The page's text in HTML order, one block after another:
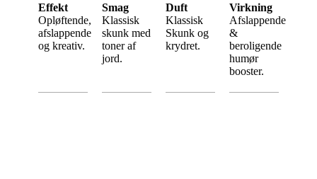
Effekt
Opløftende,
afslappende
og kreativ.
Smag
Klassisk
skunk med
toner af
jord.
Duft
Klassisk
Skunk og
krydret.
Virkning
Afslappende
&
beroligende
humør
booster.